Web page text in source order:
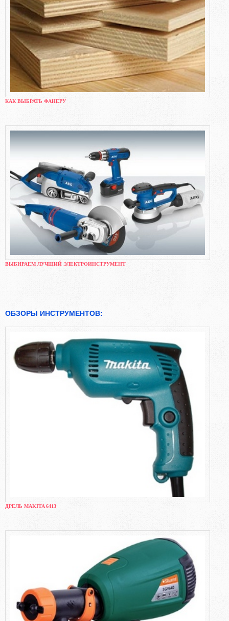
КАК ВЫБРАТЬ ФАНЕРУ
ВЫБИРАЕМ ЛУЧШИЙ ЭЛЕКТРОИНСТРУМЕНТ
ОБЗОРЫ ИНСТРУМЕНТОВ:
ДРЕЛЬ MAKITA 6413